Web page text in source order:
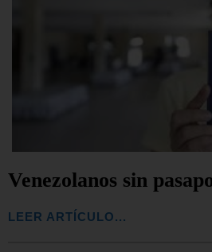
Venezolanos sin
LEER ARTÍCULO...